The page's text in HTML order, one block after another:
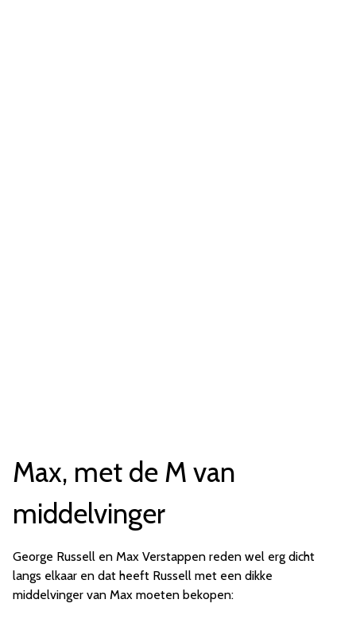
Max, met de M van
middelvinger
George Russell en Max Verstappen reden wel erg dicht
langs elkaar en dat heeft Russell met een dikke
middelvinger van Max moeten bekopen: